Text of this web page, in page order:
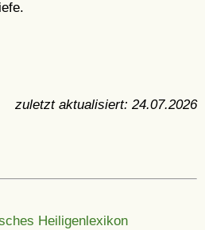
zuletzt aktualisiert: 24.07.2026
Heiligenlexikon